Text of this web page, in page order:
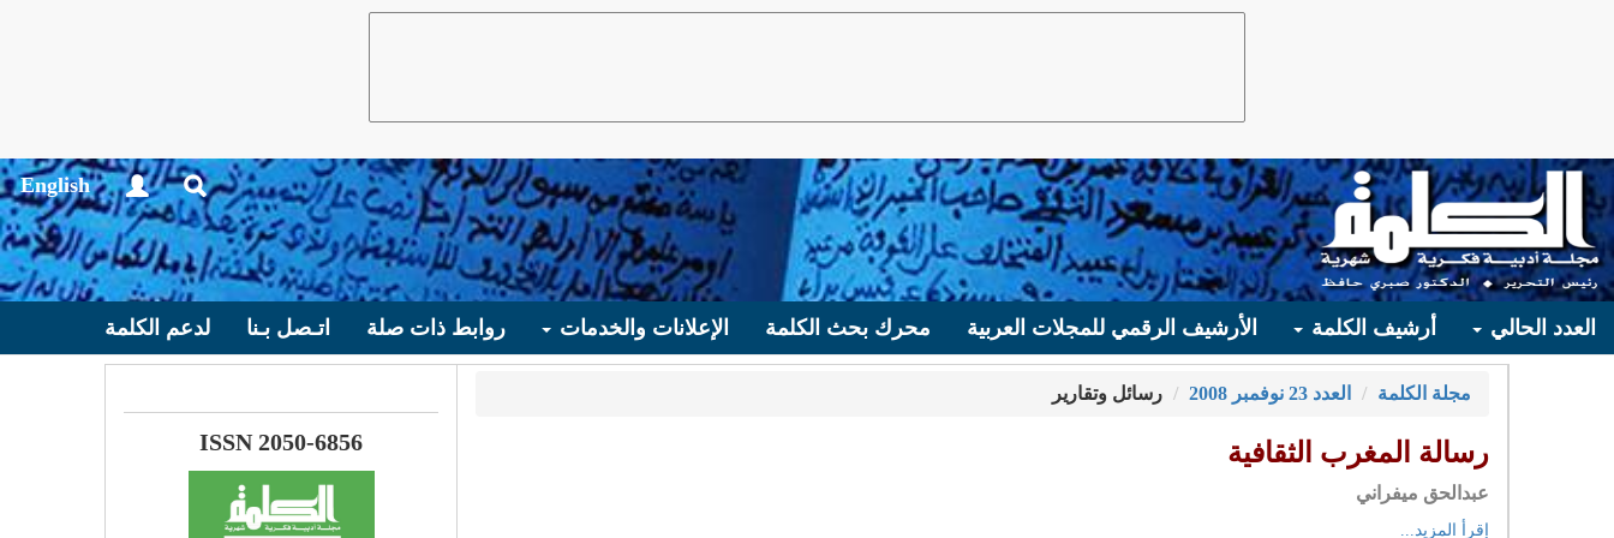
English
العدد الحالي أرشيف الكلمة الأرشيف الرقمي للمجلات العربية محرك بحث الكلمة الإعلانات والخدمات روابط ذات صلة اتـصل بـنا لدعم الكلمة
مجلة الكلمة العدد 23 نوفمبر 2008 رسائل وتقارير
رسالة المغرب الثقافية
عبدالحق ميفراني
إقرأ المزيد...
ISSN 2050-6856